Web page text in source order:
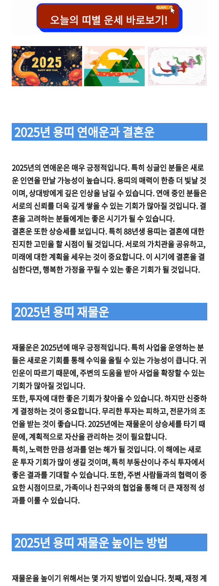
2025년 용띠 연애운과 결혼운
2025년의 연애운은 매우 긍정적입니다. 특히 싱글인 분들은 새로
운 인연을 만날 가능성이 높습니다. 용띠의 매력이 한층 더 빛날 것
이며, 상대방에게 깊은 인상을 남길 수 있습니다. 연애 중인 분들은
서로의 신뢰를 더욱 깊게 쌓을 수 있는 기회가 많아질 것입니다. 결
혼을 고려하는 분들에게는 좋은 시기가 될 수 있습니다.
결혼운 또한 상승세를 보입니다. 특히 88년생 용띠는 결혼에 대한
진지한 고민을 할 시점이 될 것입니다. 서로의 가치관을 공유하고,
미래에 대한 계획을 세우는 것이 중요합니다. 이 시기에 결혼을 결
심한다면, 행복한 가정을 꾸릴 수 있는 좋은 기회가 될 것입니다.
2025년 용띠 재물운
재물운은 2025년에 매우 긍정적입니다. 특히 사업을 운영하는 분
들은 새로운 기회를 통해 수익을 올릴 수 있는 가능성이 큽니다. 귀
인운이 따르기 때문에, 주변의 도움을 받아 사업을 확장할 수 있는
기회가 많아질 것입니다.
또한, 투자에 대한 좋은 기회가 찾아올 수 있습니다. 하지만 신중하
게 결정하는 것이 중요합니다. 무리한 투자는 피하고, 전문가의 조
언을 받는 것이 좋습니다. 2025년에는 재물운이 상승세를 타기 때
문에, 계획적으로 자산을 관리하는 것이 필요합니다.
특히, 노력한 만큼 성과를 얻는 해가 될 것입니다. 이 해에는 새로
운 투자 기회가 많이 생길 것이며, 특히 부동산이나 주식 투자에서
좋은 결과를 기대할 수 있습니다. 또한, 주변 사람들과의 협력이 중
요한 시점이므로, 가족이나 친구와의 협업을 통해 더 큰 재정적 성
과를 이룰 수 있습니다.
2025년 용띠 재물운 높이는 방법
재물운을 높이기 위해서는 몇 가지 방법이 있습니다. 첫째, 재정 계